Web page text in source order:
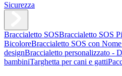
Sicurezza
Braccialetto SOSBraccialetto SOS
BicoloreBraccialetto SOS con
designBraccialetto personalizzato -
bambiniTarghetta per cani e gatti